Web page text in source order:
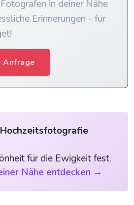
in deiner Nähe
Erinnerungen - für
Anfrage
Hochzeitsfotografie
für die Ewigkeit fest.
Nähe entdecken →